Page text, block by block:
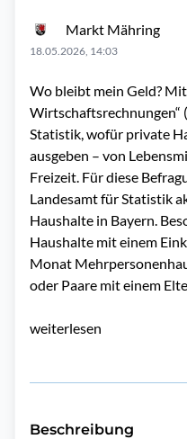
Markt Mähring
18.05.2026, 14:03
Wo bleibt mein Geld?
Wirtschaftsrechnungen“
Statistik, wofür private
ausgeben – von
Freizeit. Für diese
Landesamt für Statistik
Haushalte in Bayern.
Haushalte mit einem
Monat
oder Paare mit einem
weiterlesen
Beschreibung